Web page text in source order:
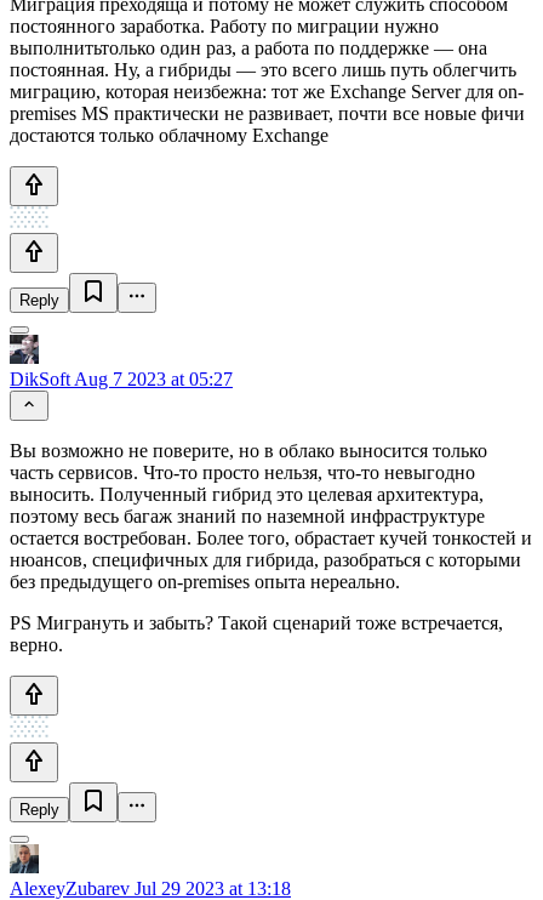
постоянного заработка. Работу по миграции нужно
выполнитьтолько один раз, а работа по поддержке — она
постоянная. Ну, а гибриды — это всего лишь путь облегчить
миграцию, которая неизбежна: тот же Exchange Server для on-
premises MS практически не развивает, почти все новые фичи
достаются только облачному Exchange
Reply
DikSoft Aug 7 2023 at 05:27
Вы возможно не поверите, но в облако выносится только
часть сервисов. Что-то просто нельзя, что-то невыгодно
выносить. Полученный гибрид это целевая архитектура,
поэтому весь багаж знаний по наземной инфраструктуре
остается востребован. Более того, обрастает кучей тонкостей и
нюансов, специфичных для гибрида, разобраться с которыми
без предыдущего on-premises опыта нереально.
PS Мигрануть и забыть? Такой сценарий тоже встречается,
верно.
Reply
AlexeyZubarev Jul 29 2023 at 13:18